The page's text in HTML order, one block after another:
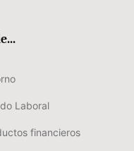
Laboral
financieros